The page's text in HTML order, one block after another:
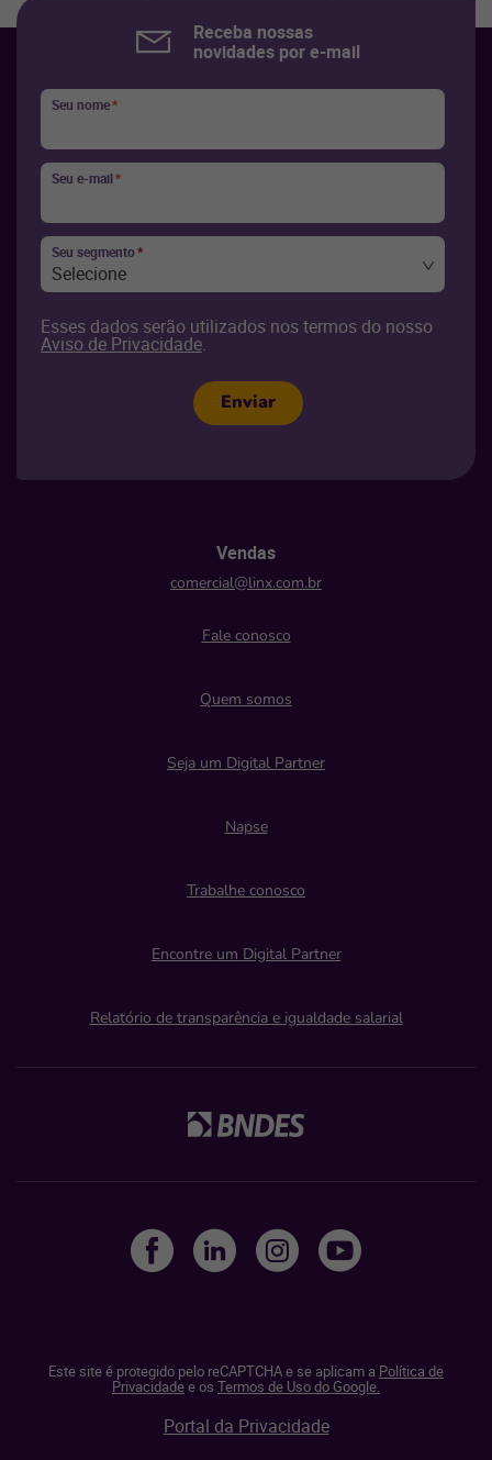
Receba nossas
novidades por e-mail
Seu nome*
Seu e-mail*
Seu segmento*
Selecione
Esses dados serão utilizados nos termos do nosso
Aviso de Privacidade.
Enviar
Vendas
comercial@linx.com.br
Fale conosco
Quem somos
Seja um Digital Partner
Napse
Trabalhe conosco
Encontre um Digital Partner
Relatório de transparência e igualdade salarial
Este site é protegido pelo reCAPTCHA e se aplicam a Política de
Privacidadee os Termos de Uso do Google.
Portal da Privacidade